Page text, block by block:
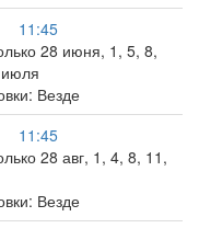
11:45
28 июня, 1, 5, 8,
Везде
11:45
28 авг, 1, 4, 8, 11,
Везде